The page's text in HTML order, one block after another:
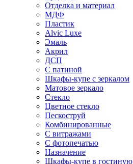
Отделка и материал
МДФ
Пластик
Alvic Luxe
Эмаль
Акрил
ДСП
С патиной
Шкафы-купе с зеркалом
Матовое зеркало
Стекло
Цветное стекло
Пескоструй
Комбинированные
С витражами
С фотопечатью
Назначение
Шкафы-купе в гостиную